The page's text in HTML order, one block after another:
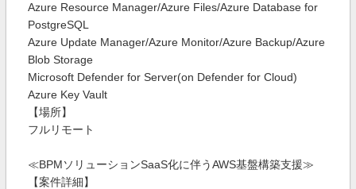
Azure Resource Manager/Azure Files/Azure Database for
PostgreSQL
Azure Update Manager/Azure Monitor/Azure Backup/Azure
Blob Storage
Microsoft Defender for Server(on Defender for Cloud)
Azure Key Vault
【場所】
フルリモート
≪BPMソリューションSaaS化に伴うAWS基盤構築支援≫
【案件詳細】